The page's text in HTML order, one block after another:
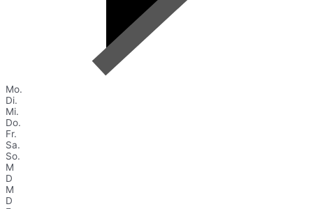
Mo.
Di.
Mi.
Do.
Fr.
Sa.
So.
M
D
M
D